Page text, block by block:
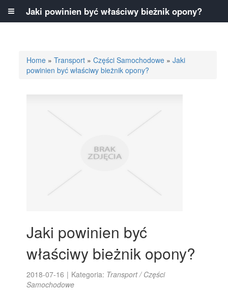
Home »Transport »Części Samochodowe »Jaki
powinien być właściwy bieżnik opony?
Jaki powinien być
właściwy bieżnik opony?
2018-07-16 | Kategoria: Transport / Części
Samochodowe
Jaki powinien być właściwy bieżnik opony?